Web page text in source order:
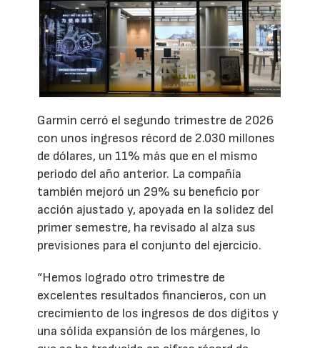
Garmin cerró el segundo trimestre de 2026
con unos ingresos récord de 2.030 millones
de dólares, un 11% más que en el mismo
periodo del año anterior. La compañía
también mejoró un 29% su beneficio por
acción ajustado y, apoyada en la solidez del
primer semestre, ha revisado al alza sus
previsiones para el conjunto del ejercicio.
“Hemos logrado otro trimestre de
excelentes resultados financieros, con un
crecimiento de los ingresos de dos dígitos y
una sólida expansión de los márgenes, lo